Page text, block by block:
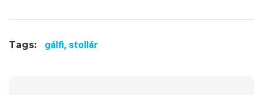
Tags: gálfi, stollár